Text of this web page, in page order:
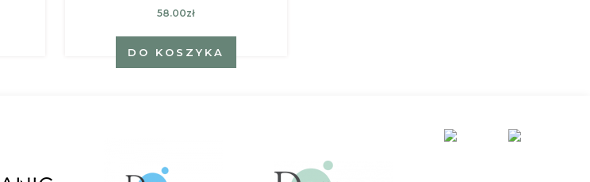
58.00zł
DO KOSZYKA